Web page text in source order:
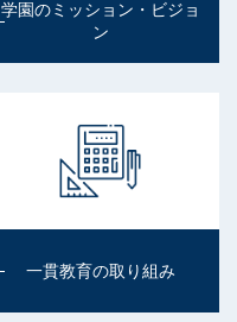
学園のミッション・ビジョ
ン
一貫教育の取り組み